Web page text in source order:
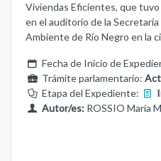
Viviendas Eficientes, que
en el auditorio de la
Ambiente de Río Negro en la
Fecha de Inicio de
Trámite parlamentario:
Etapa del Expediente:
Autor/es:ROSSIO María